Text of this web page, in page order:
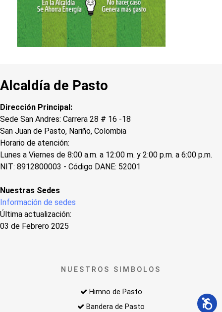
Alcaldía de Pasto
Dirección Principal:
Sede San Andres: Carrera 28 # 16 -18
San Juan de Pasto, Nariño, Colombia
Horario de atención:
Lunes a Viernes de 8:00 a.m. a 12:00 m. y 2:00 p.m. a 6:00 p.m.
NIT: 8912800003 - Código DANE: 52001
Nuestras Sedes
Información de sedes
Última actualización:
03 de Febrero 2025
NUESTROS SIMBOLOS
Himno de Pasto
Bandera de Pasto